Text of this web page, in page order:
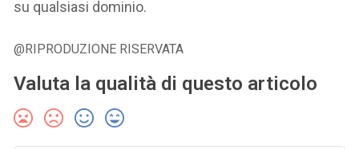
su qualsiasi dominio.
@RIPRODUZIONE RISERVATA
Valuta la qualità di questo articolo